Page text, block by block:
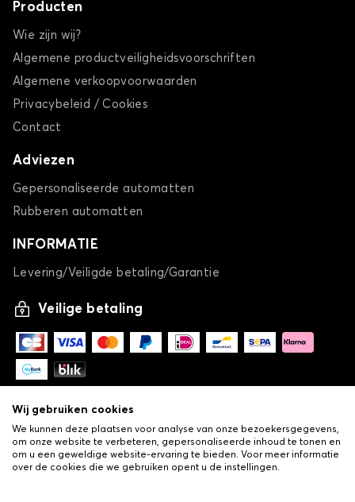
Producten
Wie zijn wij?
Algemene productveiligheidsvoorschriften
Algemene verkoopvoorwaarden
Privacybeleid / Cookies
Contact
Adviezen
Gepersonaliseerde automatten
Rubberen automatten
INFORMATIE
Levering/Veiligde betaling/Garantie
Veilige betaling
Wij gebruiken cookies
We kunnen deze plaatsen voor analyse van onze bezoekersgegevens,
om onze website te verbeteren, gepersonaliseerde inhoud te tonen en
om u een geweldige website-ervaring te bieden. Voor meer informatie
over de cookies die we gebruiken opent u de instellingen.